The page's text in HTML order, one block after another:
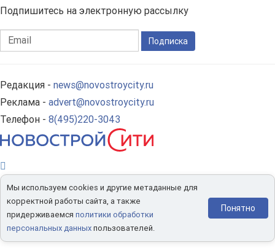
Подпишитесь на электронную рассылку
Подписка
Редакция - news@novostroycity.ru
Реклама - advert@novostroycity.ru
Телефон - 8(495)220-3043
Мы используем cookies и другие метаданные для
корректной работы сайта, а также
придерживаемся политики обработки
персональных данных пользователей.
Понятно